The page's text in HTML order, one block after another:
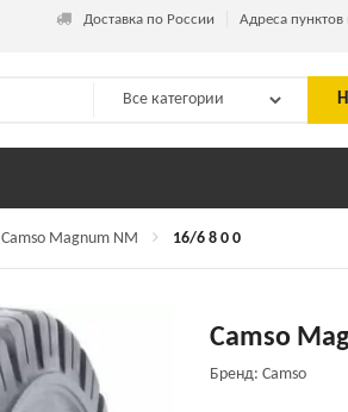
Доставка по России Адреса пунктов
Camso Magnum NM 16/6 8 0 0
Camso
Бренд: Camso